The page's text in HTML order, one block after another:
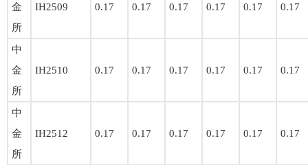
金
所
IH2509 0.17 0.17 0.17 0.17 0.17 0.17
中
金
所
IH2510 0.17 0.17 0.17 0.17 0.17 0.17
中
金
所
IH2512 0.17 0.17 0.17 0.17 0.17 0.17